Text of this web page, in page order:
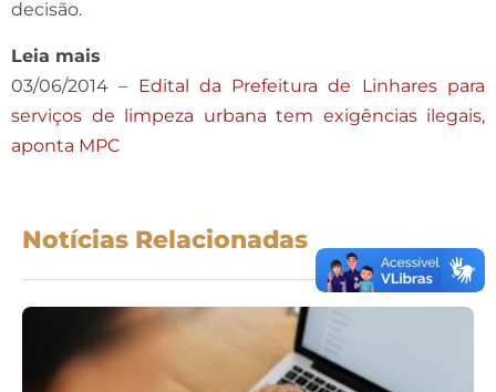
decisão.
Leia mais
03/06/2014 – Edital da Prefeitura de Linhares para
serviços de limpeza urbana tem exigências ilegais,
aponta MPC
Notícias Relacionadas